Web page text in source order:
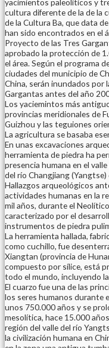
cultura diferente de la de la
de la Cultura Ba, que data
han sido encontrados en el
Proyecto de las Tres
aprobado la protección de
el área. Según el programa
ciudades del municipio de
China, serán inundados por
Gargantas antes del año
Los yaciemintos más
provincias meridionales de
Guizhou y las teguiones
La agricultura se basaba
En unas excavaciones
herramienta de piedra ha
presencia humana en el
del río Changjiang
Hallazgos arqueológicos
actividades humanas en la
mil años, durante el
caracterizado por el
instrumentos de piedra
La herramienta hallada,
como cuchillo, fue
Xiangtan (provincia de
compuesto por sílice, está
todo el mundo, incluyendo
El cuarzo fue una de las
los seres humanos durante
unos 750.000 años y se
mesolítica, hace 15.000
región del valle del río
la civilización humana en